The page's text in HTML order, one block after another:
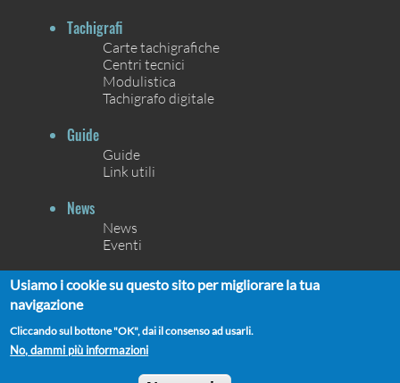
Tachigrafi
Carte tachigrafiche
Centri tecnici
Modulistica
Tachigrafo digitale
Guide
Guide
Link utili
News
News
Eventi
Contatti
Usiamo i cookie su questo sito per migliorare la tua
navigazione
Cliccando sul bottone "OK", dai il consenso ad usarli.
No, dammi più informazioni